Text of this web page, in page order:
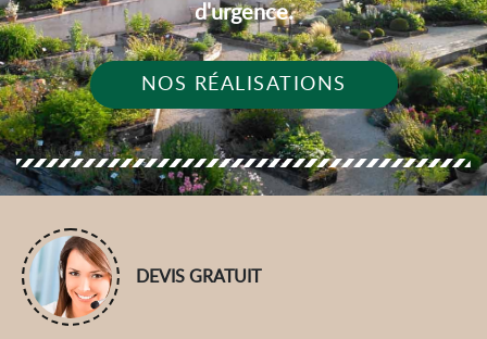
d'urgence.
NOS RÉALISATIONS
DEVIS GRATUIT